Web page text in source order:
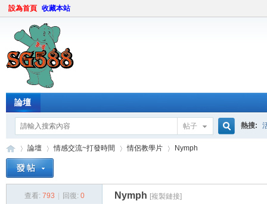
設為首頁 收藏本站
論壇
帖子 熱搜:
論壇
›
情感交流~打發時間
›
情侶教學片
›
Nymph
查看: 793 回復: 0 Nymph [複製鏈接]